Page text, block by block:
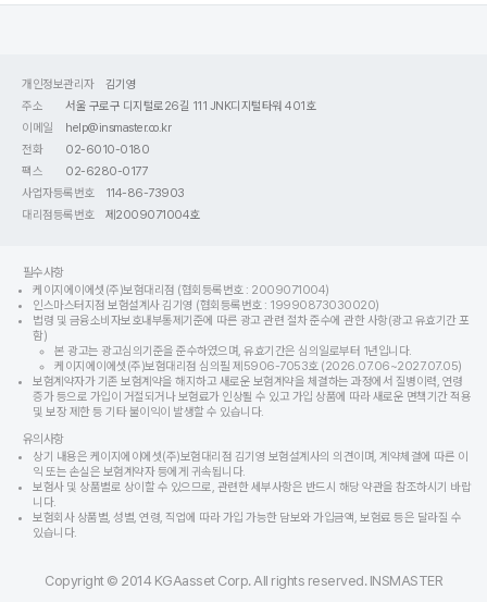
개인정보관리자
김기영
주소
서울 구로구 디지털로26길 111 JNK디지털타워 401호
이메일
help@insmaster.co.kr
전화
02-6010-0180
팩스
02-6280-0177
사업자등록번호
114-86-73903
대리점등록번호
제2009071004호
필수사항
케이지에이에셋(주)보험대리점 (협회등록번호 : 2009071004)
인스마스터지점 보험설계사 김기영 (협회등록번호 : 19990873030020)
법령 및 금융소비자보호내부통제기준에 따른 광고 관련 절차 준수에 관한 사항(광고 유효기간 포
함)
본 광고는 광고심의기준을 준수하였으며, 유효기간은 심의일로부터 1년입니다.
케이지에이에셋(주)보험대리점 심의필 제5906-7053호 (2026.07.06~2027.07.05)
보험계약자가 기존 보험계약을 해지하고 새로운 보험계약을 체결하는 과정에서 질병이력, 연령
증가 등으로 가입이 거절되거나 보험료가 인상될 수 있고 가입 상품에 따라 새로운 면책기간 적용
및 보장 제한 등 기타 불이익이 발생할 수 있습니다.
유의사항
상기 내용은 케이지에이에셋(주)보험대리점 김기영 보험설계사의 의견이며, 계약체결에 따른 이
익 또는 손실은 보험계약자 등에게 귀속됩니다.
보험사 및 상품별로 상이할 수 있으므로, 관련한 세부사항은 반드시 해당 약관을 참조하시기 바랍
니다.
보험회사 상품별, 성별, 연령, 직업에 따라 가입 가능한 담보와 가입금액, 보험료 등은 달라질 수
있습니다.
Copyright © 2014 KGAasset Corp. All rights reserved. INSMASTER